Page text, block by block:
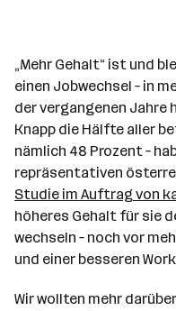
„Mehr Gehalt“ ist und
einen Jobwechsel – in
der vergangenen
Knapp die Hälfte aller
nämlich 48 Prozent –
repräsentativen
Studie im Auftrag von
höheres Gehalt für sie
wechseln – noch vor
und einer besseren
Wir wollten mehr